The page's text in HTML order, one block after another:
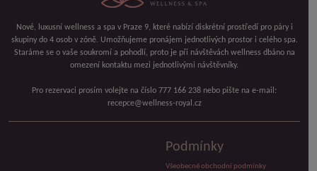
Nové, luxusní wellness a spa v Praze 9, které nabízí diskrétní prostředí pro páry i
skupiny do 4 osob v zóně. Umožňujeme pronájem jednotlivých prostor i celého spa.
Staráme se o vaše soukromí a pohodlí, proto je při návštěvách wellness dbáno na
omezení kontaktu mezi jednotlivými návštěvníky.
Pro rezervaci prosím volejte na číslo 777 166 238 nebo pište na e-mail:
recepce@wellness-royal.cz
Podmínky
Všeobecné obchodní podmínky